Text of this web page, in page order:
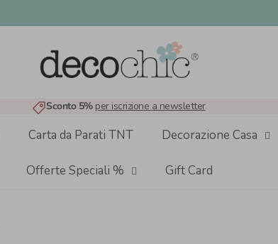
Sconto 5% per iscrizione a newsletter
Carta da Parati TNT Decorazione Casa
Offerte Speciali % Gift Card